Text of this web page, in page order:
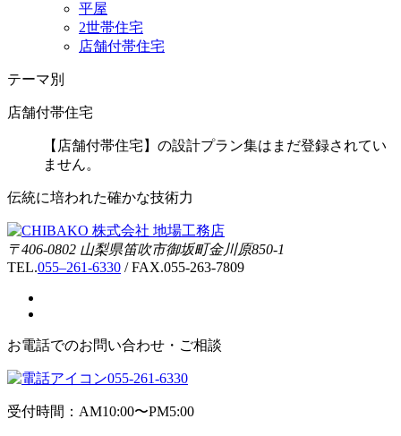
平屋
2世帯住宅
店舗付帯住宅
テーマ別
店舗付帯住宅
【店舗付帯住宅】の設計プラン集はまだ登録されてい
ません。
伝統に培われた確かな技術力
〒406-0802 山梨県笛吹市御坂町金川原850-1
TEL.055–261-6330 / FAX.055-263-7809
お電話でのお問い合わせ・ご相談
055-261-6330
受付時間：AM10:00〜PM5:00